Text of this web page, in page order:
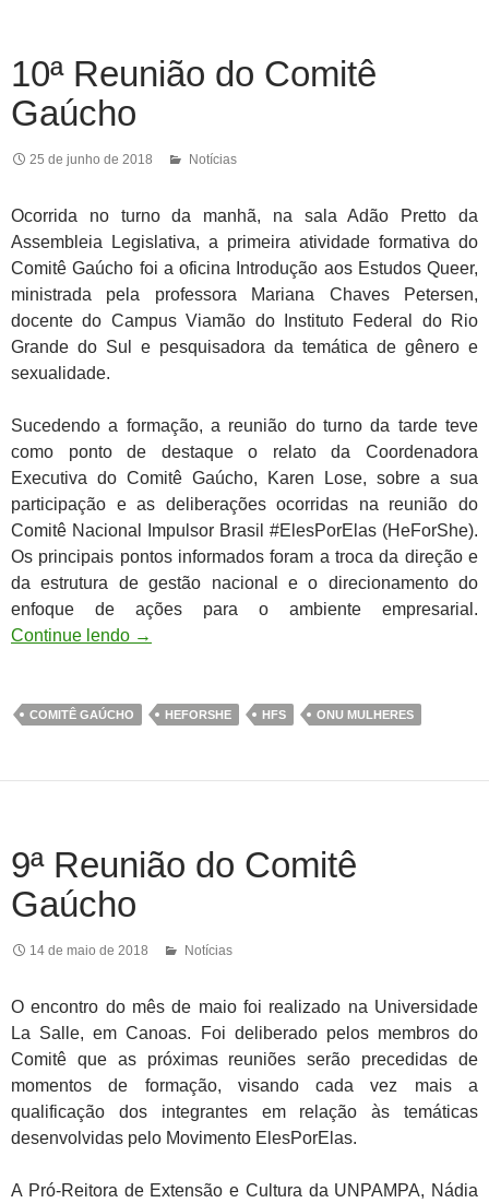
10ª Reunião do Comitê
Gaúcho
25 de junho de 2018 Notícias
Ocorrida no turno da manhã, na sala Adão Pretto da
Assembleia Legislativa, a primeira atividade formativa do
Comitê Gaúcho foi a oficina Introdução aos Estudos Queer,
ministrada pela professora Mariana Chaves Petersen,
docente do Campus Viamão do Instituto Federal do Rio
Grande do Sul e pesquisadora da temática de gênero e
sexualidade.
Sucedendo a formação, a reunião do turno da tarde teve
como ponto de destaque o relato da Coordenadora
Executiva do Comitê Gaúcho, Karen Lose, sobre a sua
participação e as deliberações ocorridas na reunião do
Comitê Nacional Impulsor Brasil #ElesPorElas (HeForShe).
Os principais pontos informados foram a troca da direção e
da estrutura de gestão nacional e o direcionamento do
enfoque de ações para o ambiente empresarial.
Continue lendo →
COMITÊ GAÚCHO HEFORSHE HFS ONU MULHERES
9ª Reunião do Comitê
Gaúcho
14 de maio de 2018 Notícias
O encontro do mês de maio foi realizado na Universidade
La Salle, em Canoas. Foi deliberado pelos membros do
Comitê que as próximas reuniões serão precedidas de
momentos de formação, visando cada vez mais a
qualificação dos integrantes em relação às temáticas
desenvolvidas pelo Movimento ElesPorElas.
A Pró-Reitora de Extensão e Cultura da UNPAMPA, Nádia